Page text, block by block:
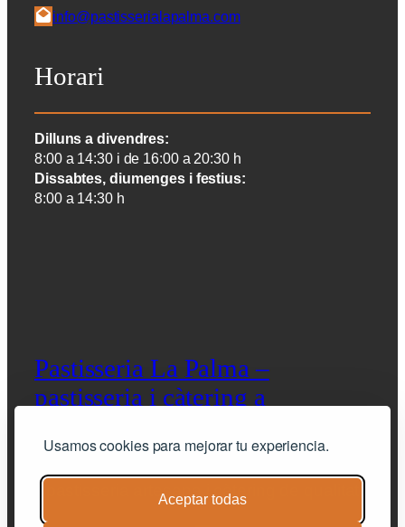
Usamos cookies para mejorar tu experiencia.
Aceptar todas
info@pastisserialapalma.com
Horari
Dilluns a divendres:
8:00 a 14:30 i de 16:00 a 20:30 h
Dissabtes, diumenges i festius:
8:00 a 14:30 h
Pastisseria La Palma –
pastisseria i càtering a
pastisseria artesana i càtering de qualitat